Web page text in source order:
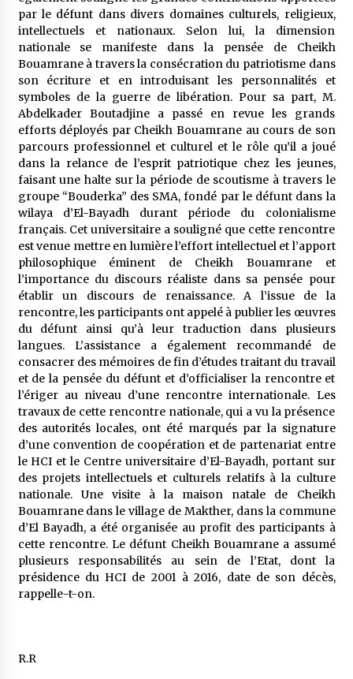
par le défunt dans divers domaines culturels, religieux,
intellectuels et nationaux. Selon lui, la dimension
nationale se manifeste dans la pensée de Cheikh
Bouamrane à travers la consécration du patriotisme dans
son écriture et en introduisant les personnalités et
symboles de la guerre de libération. Pour sa part, M.
Abdelkader Boutadjine a passé en revue les grands
efforts déployés par Cheikh Bouamrane au cours de son
parcours professionnel et culturel et le rôle qu’il a joué
dans la relance de l’esprit patriotique chez les jeunes,
faisant une halte sur la période de scoutisme à travers le
groupe “Bouderka” des SMA, fondé par le défunt dans la
wilaya d’El-Bayadh durant période du colonialisme
français. Cet universitaire a souligné que cette rencontre
est venue mettre en lumière l’effort intellectuel et l’apport
philosophique éminent de Cheikh Bouamrane et
l’importance du discours réaliste dans sa pensée pour
établir un discours de renaissance. A l’issue de la
rencontre, les participants ont appelé à publier les œuvres
du défunt ainsi qu’à leur traduction dans plusieurs
langues. L’assistance a également recommandé de
consacrer des mémoires de fin d’études traitant du travail
et de la pensée du défunt et d’officialiser la rencontre et
l’ériger au niveau d’une rencontre internationale. Les
travaux de cette rencontre nationale, qui a vu la présence
des autorités locales, ont été marqués par la signature
d’une convention de coopération et de partenariat entre
le HCI et le Centre universitaire d’El-Bayadh, portant sur
des projets intellectuels et culturels relatifs à la culture
nationale. Une visite à la maison natale de Cheikh
Bouamrane dans le village de Makther, dans la commune
d’El Bayadh, a été organisée au profit des participants à
cette rencontre. Le défunt Cheikh Bouamrane a assumé
plusieurs responsabilités au sein de l’Etat, dont la
présidence du HCI de 2001 à 2016, date de son décès,
rappelle-t-on.
R.R